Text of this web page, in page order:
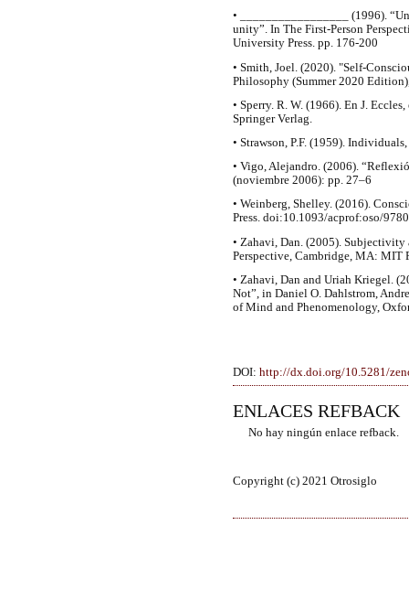
• _________________ (1996).
unity”. In The First-Person
University Press. pp. 176-200
• Smith, Joel. (2020). "Self-
Philosophy (Summer 2020
• Sperry. R. W. (1966). En J.
Springer Verlag.
• Strawson, P.F. (1959).
• Vigo, Alejandro. (2006).
(noviembre 2006): pp. 27–6
• Weinberg, Shelley. (2016).
Press. doi:10.1093/acprof:oso/
• Zahavi, Dan. (2005).
Perspective, Cambridge, MA: MIT
• Zahavi, Dan and Uriah Kriegel.
Not”, in Daniel O. Dahlstrom,
of Mind and Phenomenology,
DOI: http://dx.doi.org/10.5281/
ENLACES REFBACK
No hay ningún enlace refback.
Copyright (c) 2021 Otrosiglo